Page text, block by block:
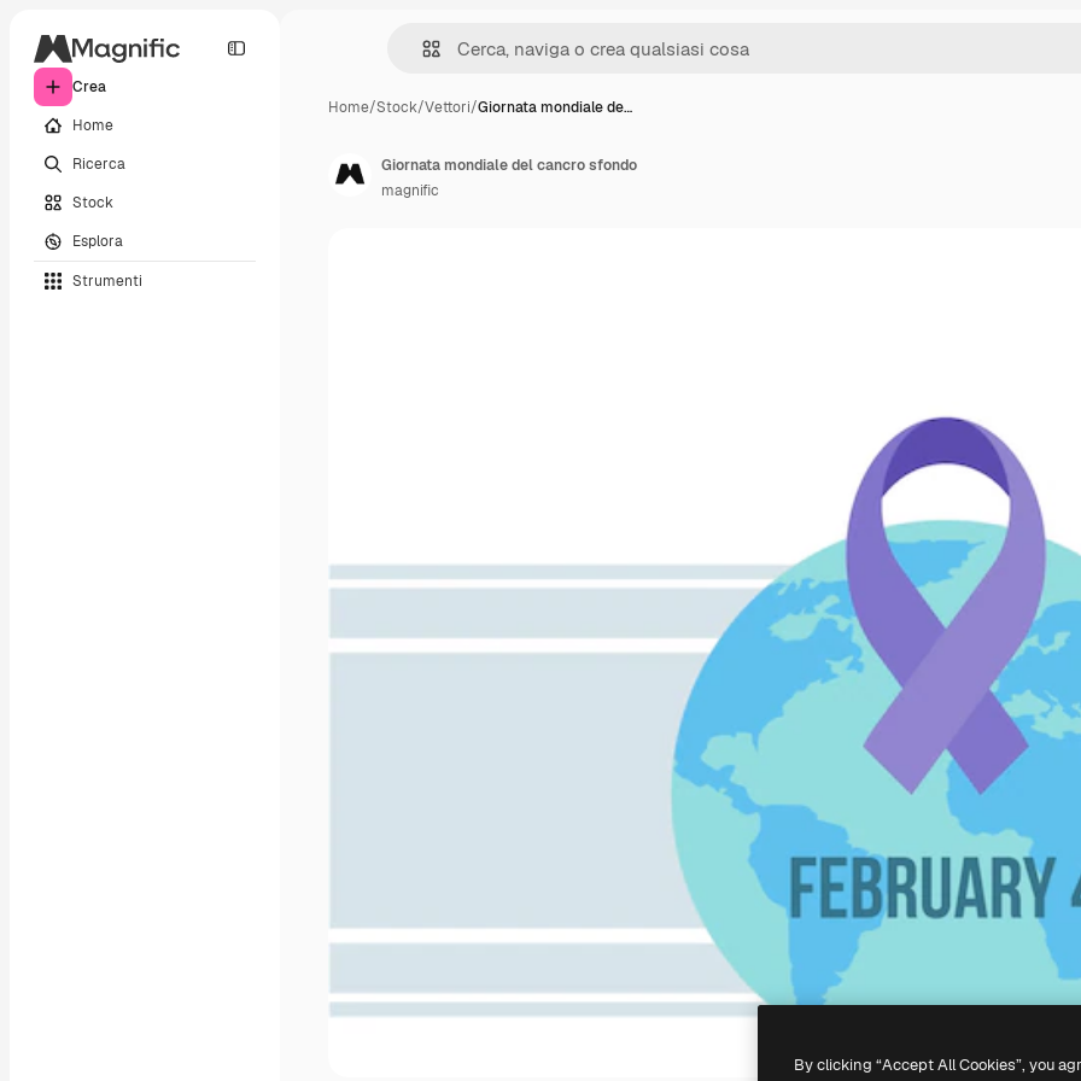
Crea
Home
Ricerca
Stock
Esplora
Strumenti
Home/Stock/Vettori/Giornata mondiale de…
Giornata mondiale del cancro sfondo
magnific
By clicking “Accept All Cookies”, you